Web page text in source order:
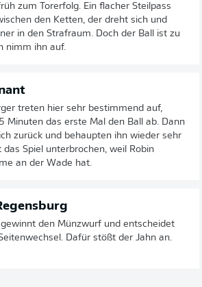
zum Torerfolg. Ein flacher Steilpass
den Ketten, der dreht sich und
in den Strafraum. Doch der Ball ist zu
nimm ihn auf.
treten hier sehr bestimmend auf,
Minuten das erste Mal den Ball ab. Dann
zurück und behaupten ihn wieder sehr
das Spiel unterbrochen, weil Robin
an der Wade hat.
den Münzwurf und entscheidet
Dafür stößt der Jahn an.